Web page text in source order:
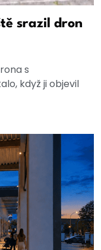
srazil dron
s
když ji objevil